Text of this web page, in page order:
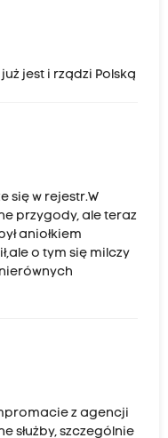
jest i rządzi Polską
się w rejestr.W
przygody, ale teraz
aniołkiem
o tym się milczy
z agencji
służby, szczególnie